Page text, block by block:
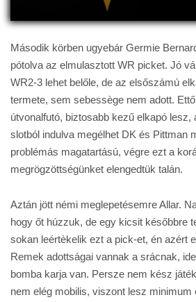
Második körben ugyebár Germie
pótolva az elmulasztott WR picket. Jó
WR2-3 lehet belőle, de az elsőszámú
termete, sem sebessège nem adott.
útvonalfutó, biztosabb kezű elkapó lesz,
slotból indulva megélhet DK és Pittman
problémás magatartású, végre ezt a
megrögzöttségünket elengedtük talán.
Aztán jött némi meglepetésemre Allar.
hogy őt húzzuk, de egy kicsit későbbre
sokan leértèkelik ezt a pick-et, én azért
Remek adottságai vannak a srácnak,
bomba karja van. Persze nem kész
nem elég mobilis, viszont lesz minimum